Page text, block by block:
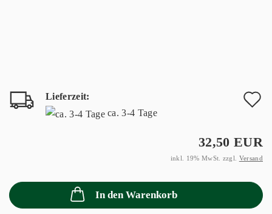
Lieferzeit:
ca. 3-4 Tage
32,50 EUR
inkl. 19% MwSt. zzgl. Versand
In den Warenkorb